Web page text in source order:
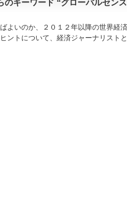
キーワード “グローバルセンス
よいのか、２０１２年以降の世界経
ントについて、経済ジャーナリスト